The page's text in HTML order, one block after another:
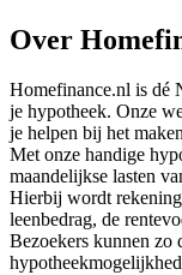
Over
Homefinance.nl is dé
je hypotheek. Onze
je helpen bij het
Met onze handige
maandelijkse lasten
Hierbij wordt rekening
leenbedrag, de
Bezoekers kunnen